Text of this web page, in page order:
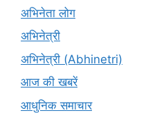
अभिनेता लोग
अभिनेत्री
अभिनेत्री (Abhinetri)
आज की खबरें
आधुनिक समाचार